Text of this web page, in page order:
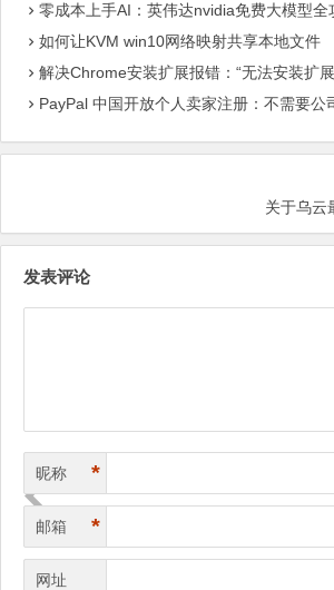
零成本上手AI：英伟达nvidia免费大模型全
如何让KVM win10网络映射共享本地文件
解决Chrome安装扩展报错：“无法安装扩
PayPal 中国开放个人卖家注册：不需要公
关于乌云
发表评论
昵称 *
邮箱 *
网址